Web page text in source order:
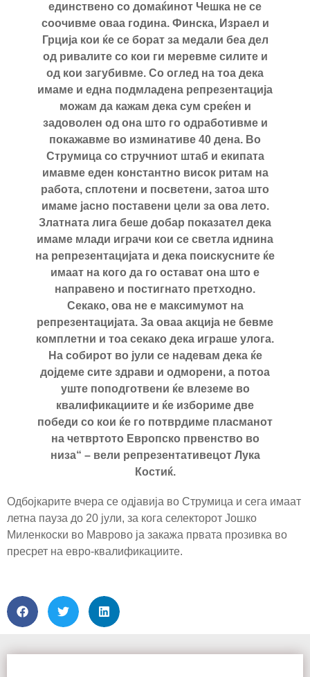
единствено со домаќинот Чешка не се
соочивме оваа година. Финска, Израел и
Грција кои ќе се борат за медали беа дел
од ривалите со кои ги меревме силите и
од кои загубивме. Со оглед на тоа дека
имаме и една подмладена репрезентација
можам да кажам дека сум среќен и
задоволен од она што го одработивме и
покажавме во изминативе 40 дена. Во
Струмица со стручниот штаб и екипата
имавме еден константно висок ритам на
работа, сплотени и посветени, затоа што
имаме јасно поставени цели за ова лето.
Златната лига беше добар показател дека
имаме млади играчи кои се светла иднина
на репрезентацијата и дека поискусните ќе
имаат на кого да го остават она што е
направено и постигнато претходно.
Секако, ова не е максимумот на
репрезентацијата. За оваа акција не бевме
комплетни и тоа секако дека играше улога.
На собирот во јули се надевам дека ќе
дојдеме сите здрави и одморени, а потоа
уште поподготвени ќе влеземе во
квалификациите и ќе избориме две
победи со кои ќе го потврдиме пласманот
на четвртото Европско првенство во
низа“ – вели репрезентативецот Лука
Костиќ.
Одбојкарите вчера се одјавија во Струмица и сега имаат
летна пауза до 20 јули, за кога селекторот Јошко
Миленкоски во Маврово ја закажа првата прозивка во
пресрет на евро-квалификациите.